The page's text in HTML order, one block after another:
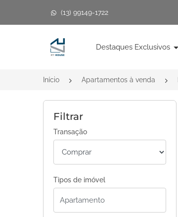
(13) 99149-1722
Página inicial
Destaques Exclusivos
Início Apartamentos à venda
Filtrar
Transação
Tipos de imóvel